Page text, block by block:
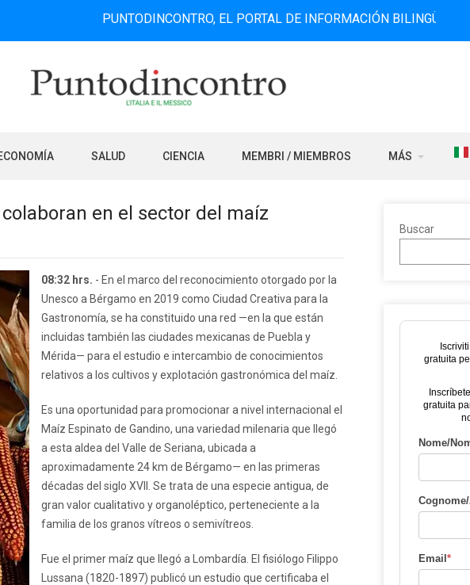
PUNTODINCONTRO, EL PORTAL DE INFORMACIÓN BILINGÜE QUE
SALUD CIENCIA MEMBRI / MIEMBROS MÁS
en el sector del maíz
08:32 hrs. - En el marco del reconocimiento otorgado por la
Unesco a Bérgamo en 2019 como Ciudad Creativa para la
Gastronomía, se ha constituido una red —en la que están
incluidas también las ciudades mexicanas de Puebla y
Mérida— para el estudio e intercambio de conocimientos
relativos a los cultivos y explotación gastronómica del maíz.
Es una oportunidad para promocionar a nivel internacional el
Maíz Espinato de Gandino, una variedad milenaria que llegó
a esta aldea del Valle de Seriana, ubicada a
aproximadamente 24 km de Bérgamo— en las primeras
décadas del siglo XVII. Se trata de una especie antigua, de
gran valor cualitativo y organoléptico, perteneciente a la
familia de los granos vítreos o semivítreos.
Fue el primer maíz que llegó a Lombardía. El fisiólogo Filippo
Lussana (1820-1897) publicó un estudio que certificaba el
Buscar
gratuita
gratuita
Nome/
Email *